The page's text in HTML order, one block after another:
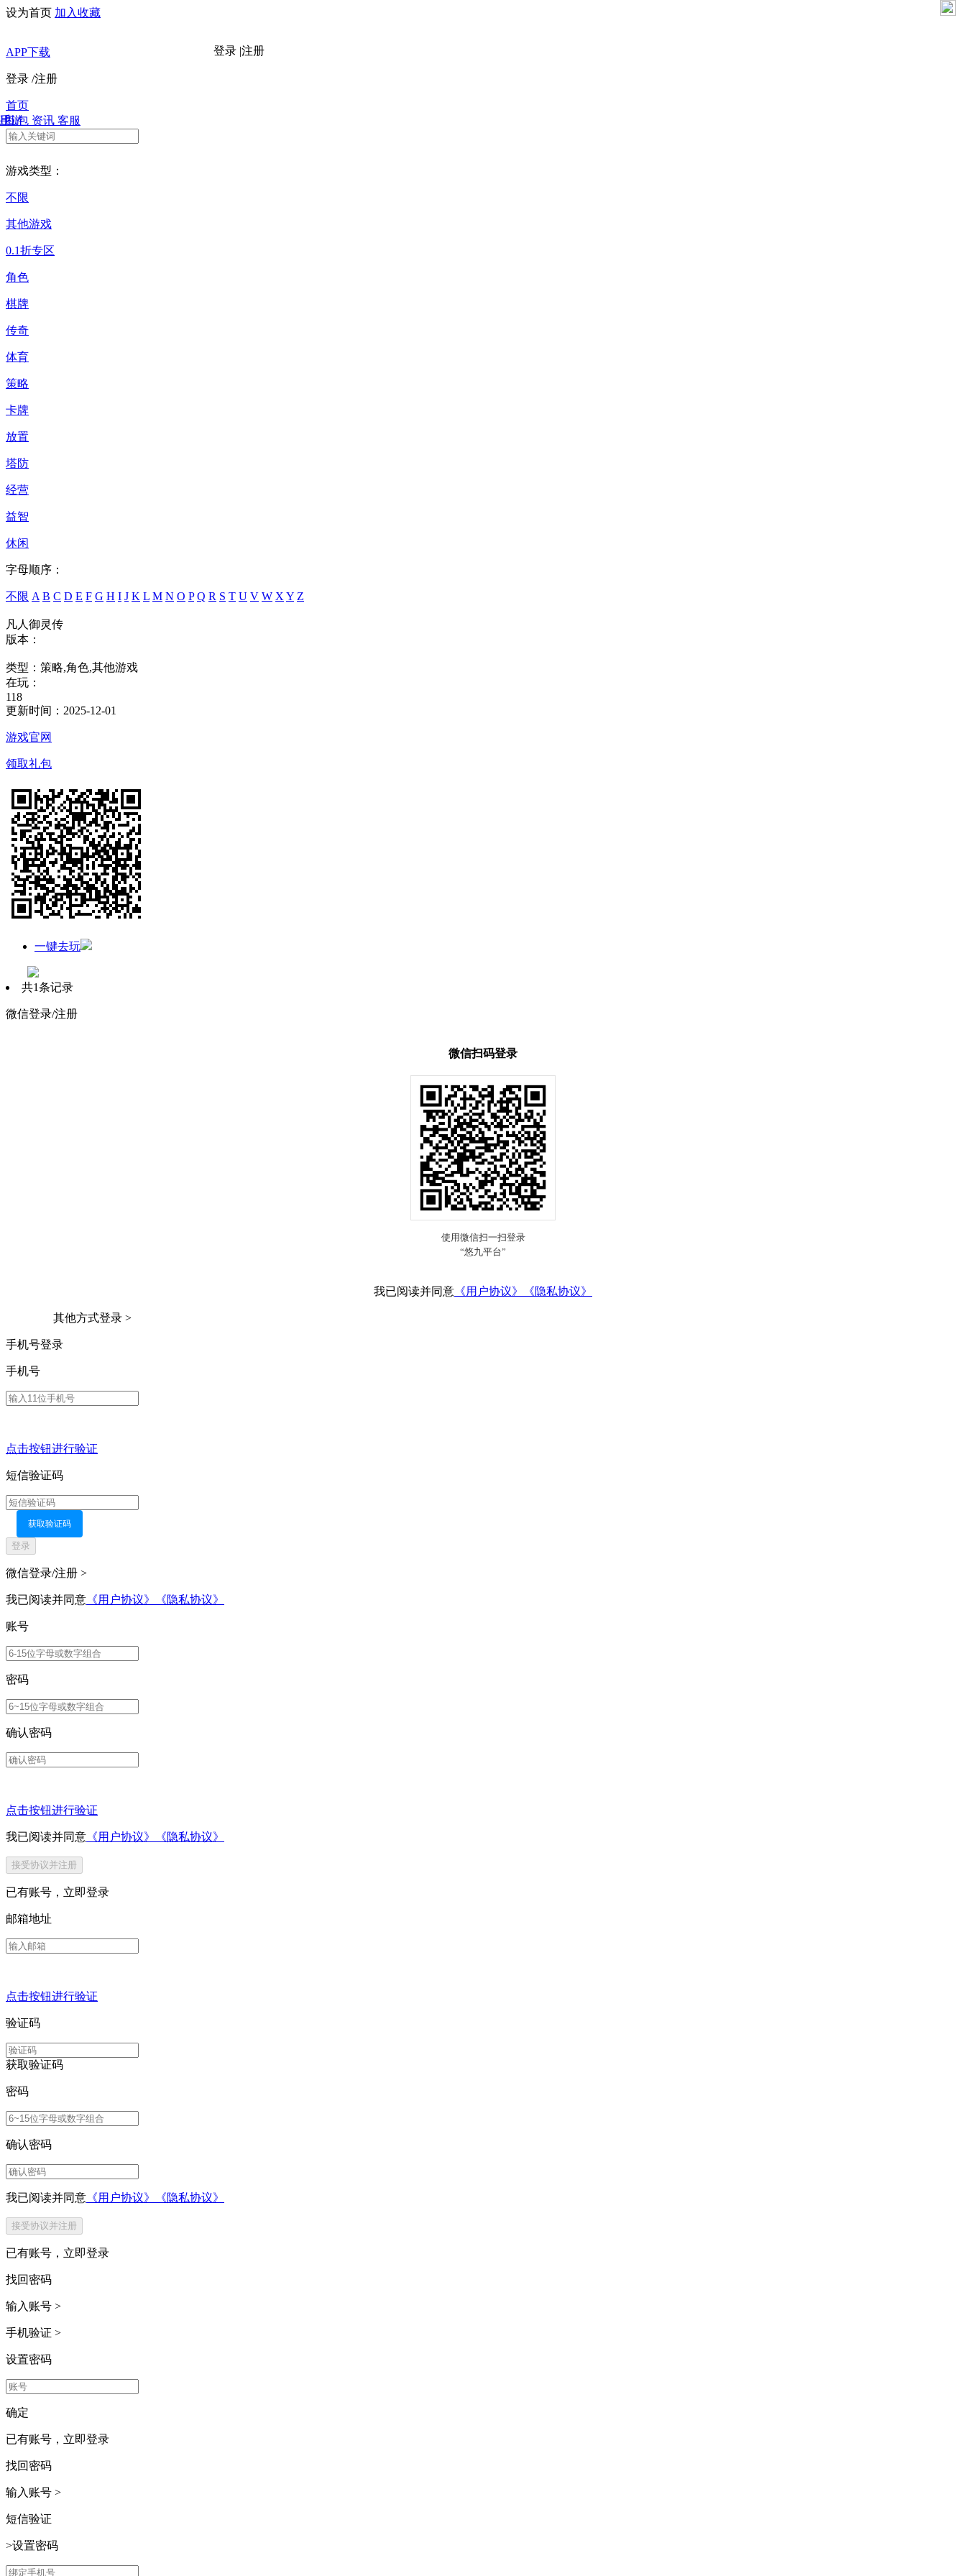
设为首页 加入收藏
登录 |注册
APP下载
登录 /注册
首页
手游
H5礼包 资讯 客服
游戏类型：
不限
其他游戏
0.1折专区
角色
棋牌
传奇
体育
策略
卡牌
放置
塔防
经营
益智
休闲
字母顺序：
不限 A B C D E F G H I J K L M N O P Q R S T U V W X Y Z
凡人御灵传
版本：
类型： 策略,角色,其他游戏
在玩：
118
更新时间： 2025-12-01
游戏官网
领取礼包
一键去玩
共1条记录
微信登录/注册
微信扫码登录
我已阅读并同意 《用户协议》 《隐私协议》
其他方式登录 >
手机号登录
手机号
点击按钮进行验证
短信验证码
获取验证码
登录
微信登录/注册 >
我已阅读并同意 《用户协议》 《隐私协议》
账号
密码
确认密码
点击按钮进行验证
我已阅读并同意 《用户协议》 《隐私协议》
接受协议并注册
已有账号， 立即登录
邮箱地址
点击按钮进行验证
验证码
获取验证码
密码
确认密码
我已阅读并同意 《用户协议》 《隐私协议》
接受协议并注册
已有账号， 立即登录
找回密码
输入账号 >
手机验证 >
设置密码
确定
已有账号， 立即登录
找回密码
输入账号 >
短信验证
>设置密码